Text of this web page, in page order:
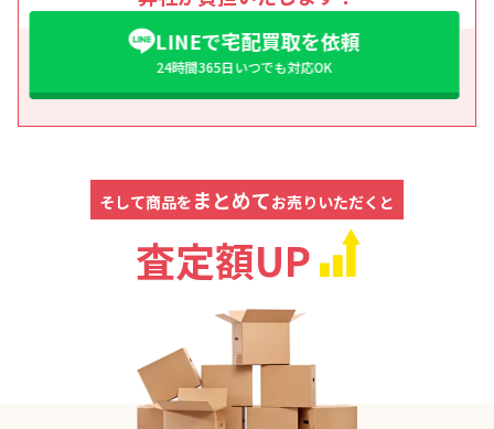
LINEで宅配買取を依頼
24時間365日いつでも対応OK
そして商品を まとめてお売りいただくと
査定額UP